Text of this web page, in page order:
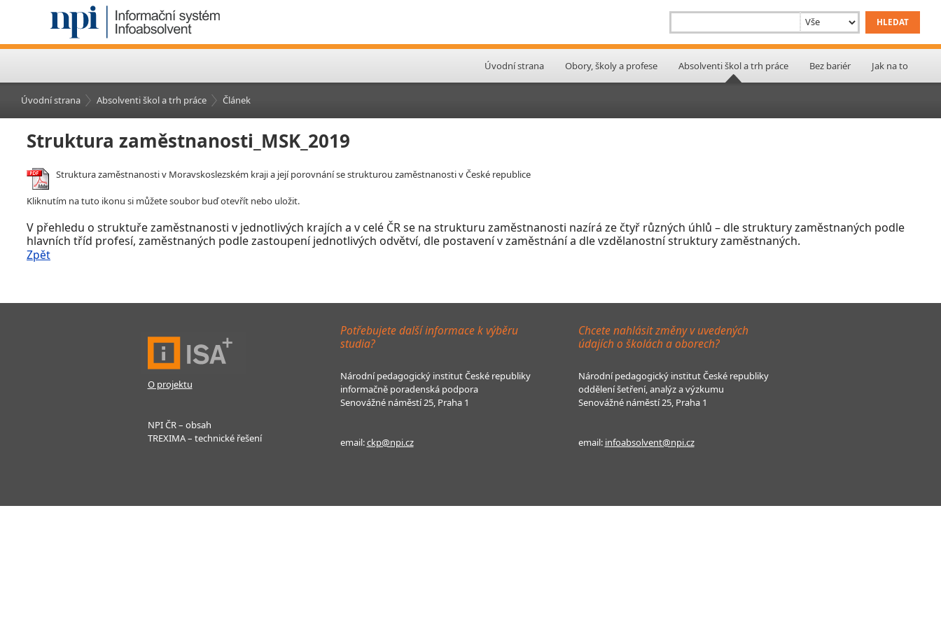
Úvodní strana Obory, školy a profese Absolventi škol a trh práce Bez bariér Jak na to
Úvodní strana Absolventi škol a trh práce Článek
Struktura zaměstnanosti_MSK_2019
Struktura zaměstnanosti v Moravskoslezském kraji a její porovnání se strukturou zaměstnanosti v České republice
Kliknutím na tuto ikonu si můžete soubor buď otevřít nebo uložit.
V přehledu o struktuře zaměstnanosti v jednotlivých krajích a v celé ČR se na strukturu zaměstnanosti nazírá ze čtyř různých úhlů – dle struktury zaměstnaných podle
hlavních tříd profesí, zaměstnaných podle zastoupení jednotlivých odvětví, dle postavení vzaměstnání a dle vzdělanostní struktury zaměstnaných.
Zpět
O projektu
NPI ČR – obsah
TREXIMA – technické řešení
Potřebujete další informace k výběru
studia?
Národní pedagogický institut České republiky
informačně poradenská podpora
Senovážné náměstí 25, Praha 1
email:ckp@npi.cz
Chcete nahlásit změny v uvedených
údajích o školách a oborech?
Národní pedagogický institut České republiky
oddělení šetření, analýz a výzkumu
Senovážné náměstí 25, Praha 1
email: infoabsolvent@npi.cz